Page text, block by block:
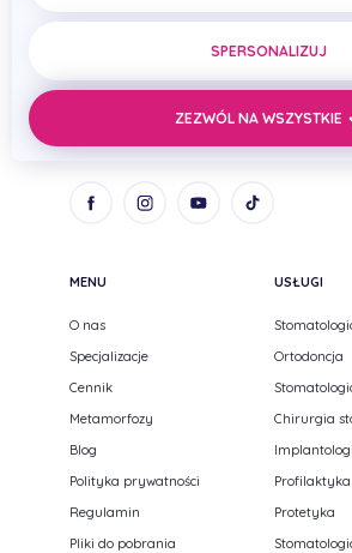
ul. Zenitowa 15
NIP:
REGON:
MENU
O nas
Specjalizacje
Cennik
Metamorfozy
Blog
Polityka prywatności
Regulamin
Pliki do pobrania
USŁUGI
Ortodoncja
Chirurgia
Profilaktyka
Protetyka
SPERSONALIZUJ
ZEZWÓL NA WSZYSTKIE